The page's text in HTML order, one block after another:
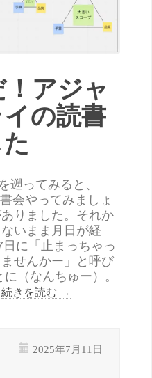
アジャ
の読書
遡ってみると、
会やってみましょ
りました。それか
いまま月日が経
に「止まっちゃっ
せんかー」と呼び
（なんちゅー）。
続きを読む →
2025年7月11日